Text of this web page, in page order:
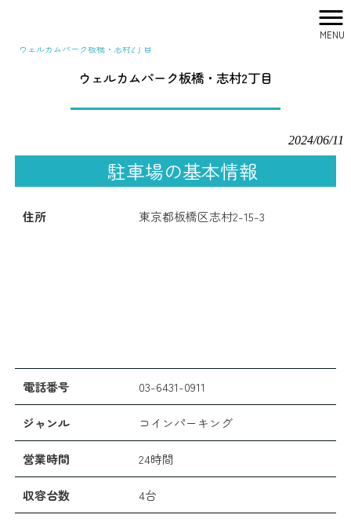
MENU
ウェルカムパーク板橋・志村2丁目
ウェルカムパーク板橋・志村2丁目
2024/06/11
駐車場の基本情報
住所 東京都板橋区志村2-15-3
電話番号 03-6431-0911
ジャンル コインパーキング
営業時間 24時間
収容台数 4台